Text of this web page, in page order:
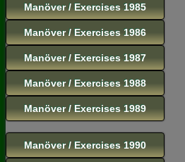
Manöver / Exercises 1985
Manöver / Exercises 1986
Manöver / Exercises 1987
Manöver / Exercises 1988
Manöver / Exercises 1989
Manöver / Exercises 1990